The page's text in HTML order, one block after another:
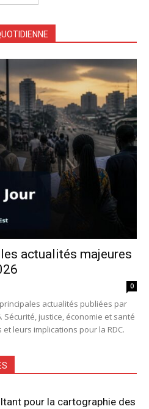
actualités majeures
0
actualités publiées par
Sécurité, justice, économie et santé
leurs implications pour la RDC.
pour la cartographie des